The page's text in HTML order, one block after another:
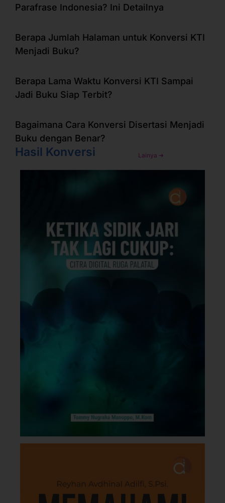
Parafrase Indonesia? Ini Detailnya
Berapa Jumlah Halaman untuk Konversi KTI
Menjadi Buku?
Berapa Lama Waktu Konversi KTI Sampai
Jadi Buku Siap Terbit?
Bagaimana Cara Konversi Disertasi Menjadi
Buku dengan Benar?
Hasil Konversi Lainya ➜